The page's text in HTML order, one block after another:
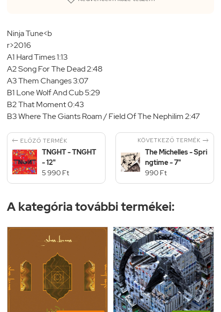
Ninja Tune<b
r>2016
A1 Hard Times 1:13
A2 Song For The Dead 2:48
A3 Them Changes 3:07
B1 Lone Wolf And Cub 5:29
B2 That Moment 0:43
B3 Where The Giants Roam / Field Of The Nephilim 2:47
 ELŐZŐ TERMÉK
TNGHT - TNGHT
- 12"
5 990 Ft
KÖVETKEZŐ TERMÉK 
The Michelles - Spri
ngtime - 7"
990 Ft
A kategória további termékei: